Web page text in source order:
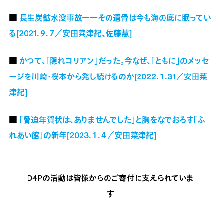
■ 長生炭鉱水没事故――その遺骨は今も海の底に眠ってい
る[2021.９.７／安田菜津紀、佐藤慧]
■ かつて、「隠れコリアン」だった。今なぜ、「ともに」のメッセ
ージを川崎・桜本から発し続けるのか[2022.１.31／安田菜
津紀]
■ 「脅迫年賀状は、ありませんでした」と胸をなでおろす「ふ
れあい館」の新年[2023.１.４／安田菜津紀]
D4Pの活動は皆様からのご寄付に支えられていま
す